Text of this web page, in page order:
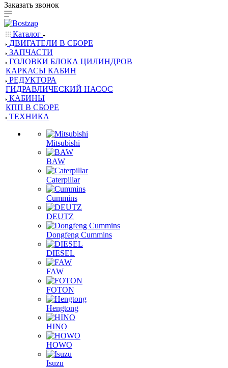
Заказать звонок
Каталог
ДВИГАТЕЛИ В СБОРЕ
ЗАПЧАСТИ
ГОЛОВКИ БЛОКА ЦИЛИНДРОВ
КАРКАСЫ КАБИН
РЕДУКТОРА
ГИДРАВЛИЧЕСКИЙ НАСОС
КАБИНЫ
КПП В СБОРЕ
ТЕХНИКА
Mitsubishi
BAW
Caterpillar
Cummins
DEUTZ
Dongfeng Cummins
DIESEL
FAW
FOTON
Hengtong
HINO
HOWO
Isuzu